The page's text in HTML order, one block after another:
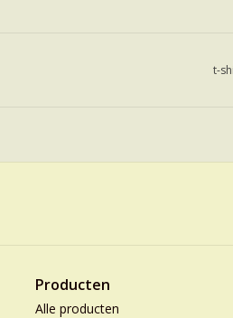
t-
Producten
Alle producten